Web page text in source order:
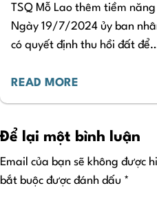
TSQ Mỗ Lao thêm tiềm
Ngày 19/7/2024 ủy ban
có quyết định thu hồi đất
READ MORE
Để lại một bình luận
Email của bạn sẽ không được
bắt buộc được đánh dấu *